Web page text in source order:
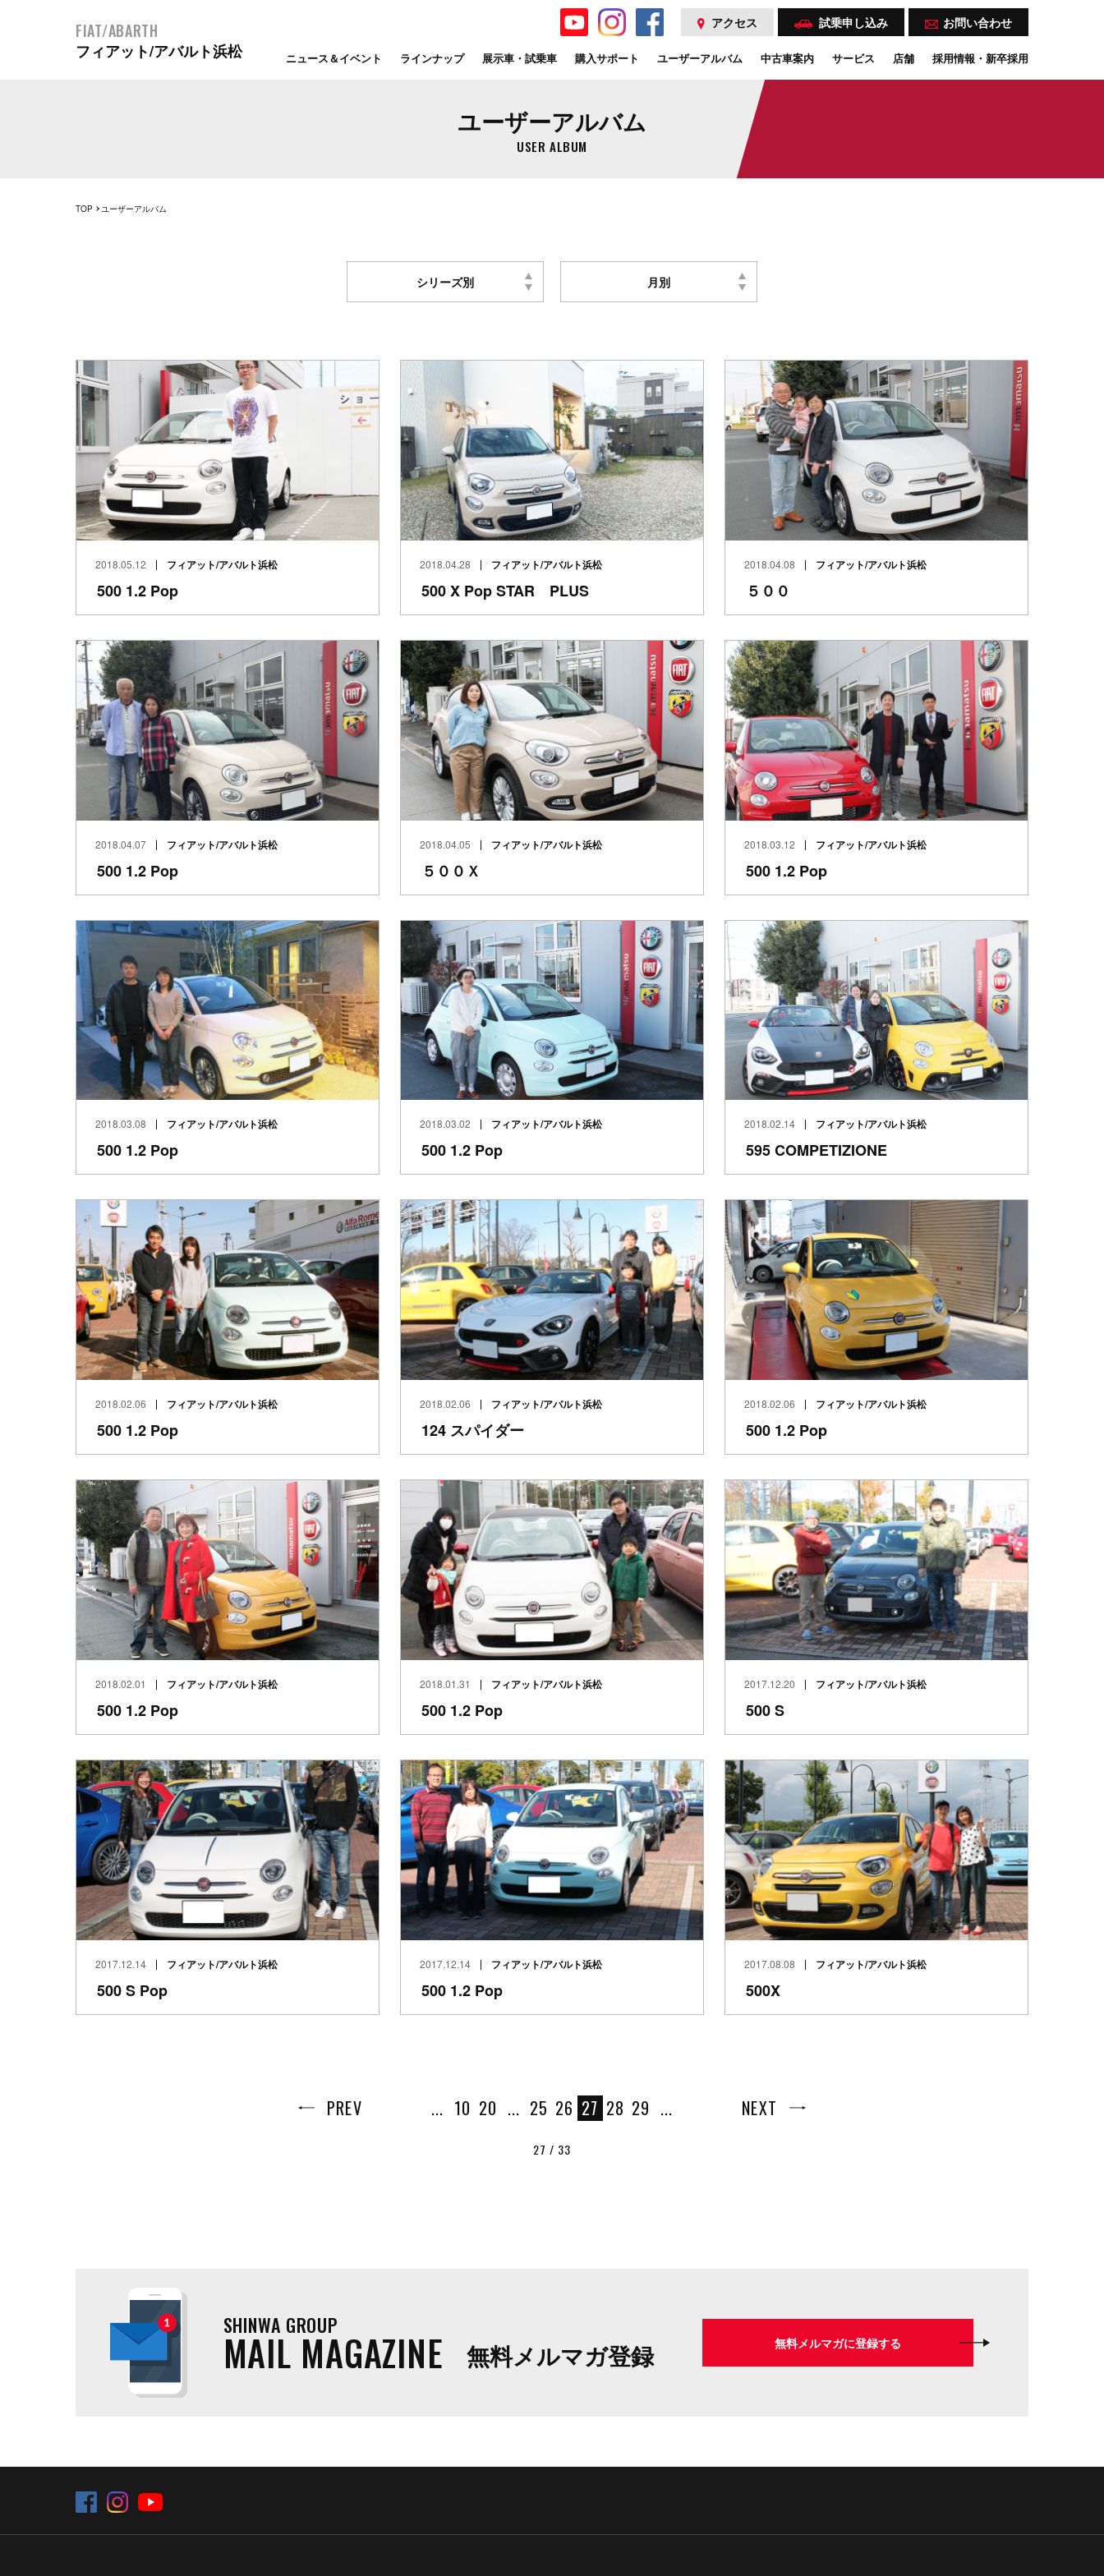
FIAT/ABARTH
フィアット/アバルト浜松
アクセス 試乗申し込み お問い合わせ
ニュース＆イベント ラインナップ 展示車・試乗車 購入サポート ユーザーアルバム 中古車案内 サービス 店舗 採用情報・新卒採用
ユーザーアルバム
USER ALBUM
TOP ユーザーアルバム
シリーズ別 月別
2018.05.12 フィアット/アバルト浜松
500 1.2 Pop
2018.04.28 フィアット/アバルト浜松
500 X Pop STAR PLUS
2018.04.08 フィアット/アバルト浜松
５００
2018.04.07 フィアット/アバルト浜松
500 1.2 Pop
2018.04.05 フィアット/アバルト浜松
５００Ｘ
2018.03.12 フィアット/アバルト浜松
500 1.2 Pop
2018.03.08 フィアット/アバルト浜松
500 1.2 Pop
2018.03.02 フィアット/アバルト浜松
500 1.2 Pop
2018.02.14 フィアット/アバルト浜松
595 COMPETIZIONE
2018.02.06 フィアット/アバルト浜松
500 1.2 Pop
2018.02.06 フィアット/アバルト浜松
124 スパイダー
2018.02.06 フィアット/アバルト浜松
500 1.2 Pop
2018.02.01 フィアット/アバルト浜松
500 1.2 Pop
2018.01.31 フィアット/アバルト浜松
500 1.2 Pop
2017.12.20 フィアット/アバルト浜松
500 S
2017.12.14 フィアット/アバルト浜松
500 S Pop
2017.12.14 フィアット/アバルト浜松
500 1.2 Pop
2017.08.08 フィアット/アバルト浜松
500X
27 / 33
PREV ... 10 20 ... 25 26 27 28 29 ... NEXT
SHINWA GROUP
MAIL MAGAZINE 無料メルマガ登録 無料メルマガに登録する